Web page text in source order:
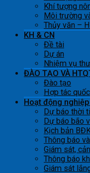
Khí tượng
Môi trường
Thủy văn –
KH & CN
Đề tài
Dự án
Nhiệm vụ
ĐÀO TẠO VÀ
Đào tạo
Hợp tác
Hoạt động
Dự báo thời
Dự báo bão
Kịch bản
Thông báo
Giám sát,
Thông báo
Giám sát